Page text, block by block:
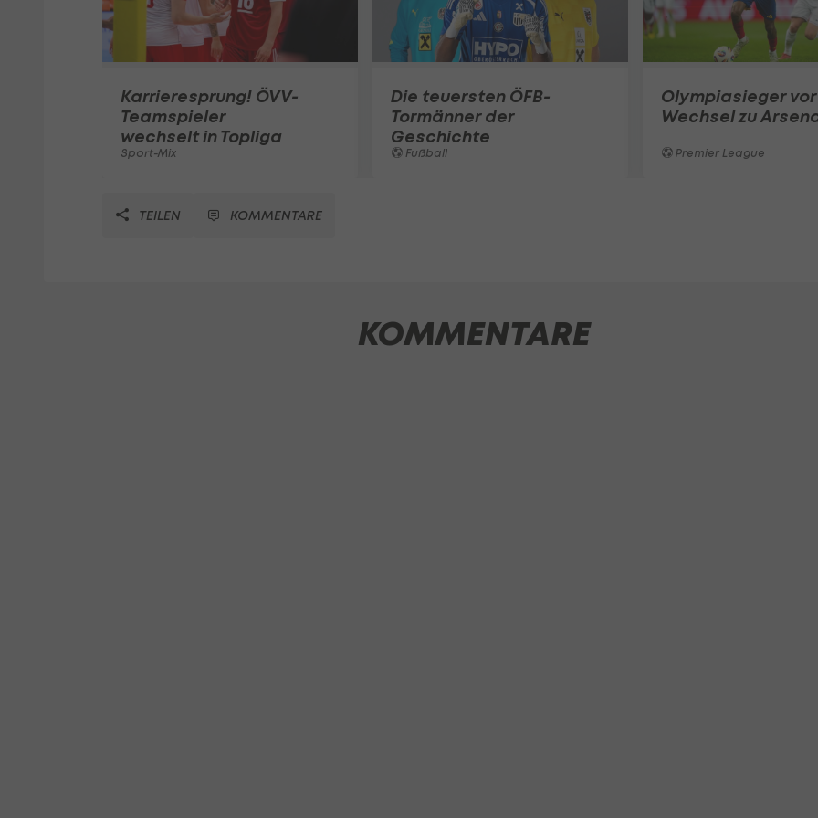
Karrieresprung! ÖVV-
Teamspieler
wechselt in Topliga
Sport-Mix
Die teuersten ÖFB-
Tormänner der
Geschichte
Fußball
Olympiasieger vor
Wechsel zu
Premier League
TEILEN KOMMENTARE
KOMMENTARE